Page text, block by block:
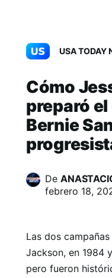
USA TODAY
Cómo
preparó
Bernie
De
febrero 18,
Las dos
Jackson, en 1984
pero fueron